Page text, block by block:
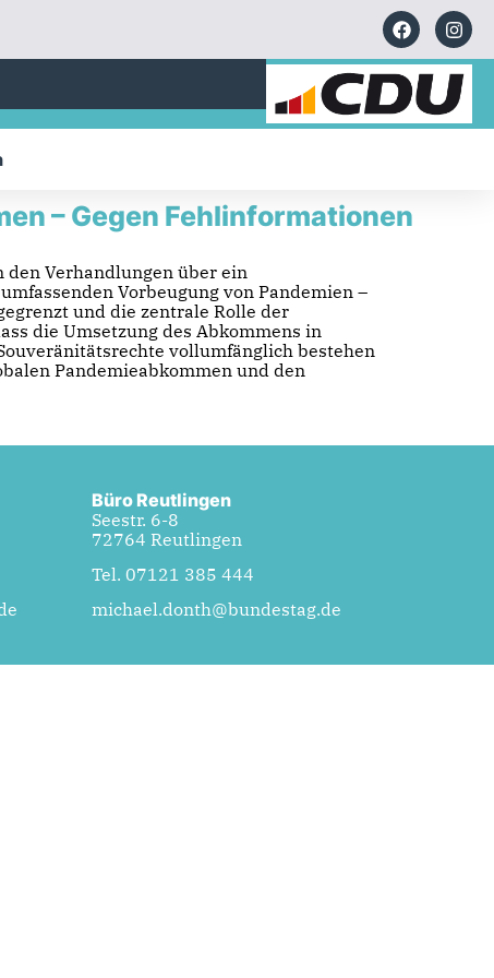
– Gegen Fehlinformationen
den Verhandlungen über ein
Vorbeugung von Pandemien –
und die zentrale Rolle der
die Umsetzung des Abkommens in
vollumfänglich bestehen
Pandemieabkommen und den
Büro Reutlingen
Seestr. 6-8
72764 Reutlingen
Tel. 07121 385 444
michael.donth@bundestag.de